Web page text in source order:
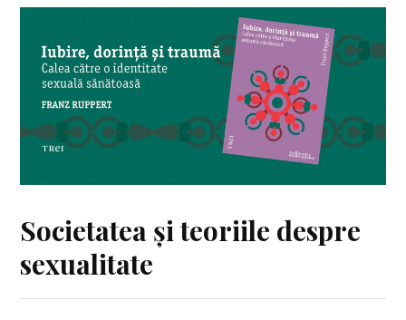
Societatea și teoriile despre
sexualitate